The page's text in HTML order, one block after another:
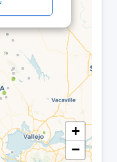
+
−